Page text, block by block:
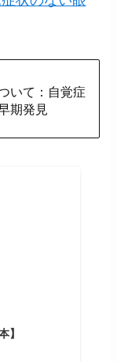
いて：自覚症
期発見
】